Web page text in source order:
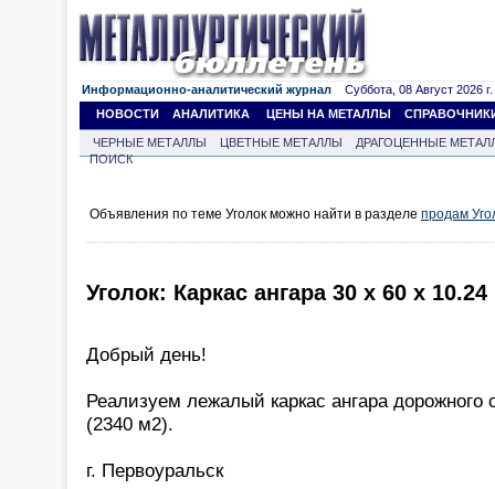
Информационно-аналитический журнал Суббота, 08 Август 2026 г.
НОВОСТИ
АНАЛИТИКА ЦЕНЫ НА МЕТАЛЛЫ
ЧЕРНЫЕ МЕТАЛЛЫ ЦВЕТНЫЕ МЕТАЛЛЫ
ДРАГОЦЕННЫЕ
ПОИСК
Объявления по теме Уголок можно найти в разделе продам
Уголок: Каркас ангара 30 х 60 х
Добрый день!
Реализуем лежалый каркас ангара дорожного
(2340 м2).
г. Первоуральск